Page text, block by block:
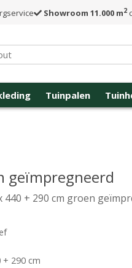
Showroom 11.000 m2
Tuinpalen
geïmpregneerd
440 + 290 cm groen
290 cm